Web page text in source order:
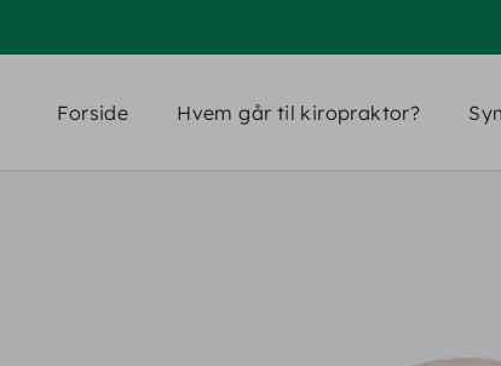
Forside Hvem går til kiropraktor?